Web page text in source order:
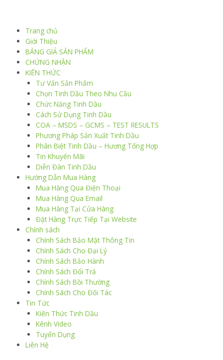
Trang chủ
Giới Thiệu
BẢNG GIÁ SẢN PHẨM
CHỨNG NHẬN
KIẾN THỨC
Tư Vấn Sản Phẩm
Chọn Tinh Dầu Theo Nhu Cầu
Chức Năng Tinh Dầu
Cách Sử Dụng Tinh Dầu
COA – MSDS – GCMS – TEST RESULTS
Phương Pháp Sản Xuất Tinh Dầu
Phân Biệt Tinh Dầu – Hương Tổng Hợp
Tin Khuyến Mãi
Diễn Đàn Tinh Dầu
Hướng Dẫn Mua Hàng
Mua Hàng Qua Điện Thoại
Mua Hàng Qua Email
Mua Hàng Tại Cửa Hàng
Đặt Hàng Trực Tiếp Tại Website
Chính sách
Chính Sách Bảo Mật Thông Tin
Chính Sách Cho Đại Lý
Chính Sách Bảo Hành
Chính Sách Đổi Trả
Chính Sách Bồi Thường
Chính Sách Cho Đối Tác
Tin Tức
Kiến Thức Tinh Dầu
Kênh Video
Tuyển Dụng
Liên Hệ